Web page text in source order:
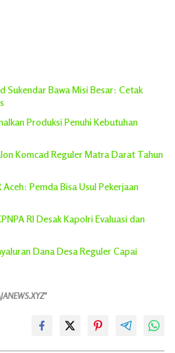
Sukendar Bawa Misi Besar: Cetak
Produksi Penuhi Kebutuhan
Komcad Reguler Matra Darat Tahun
Pemda Bisa Usul Pekerjaan
RI Desak Kapolri Evaluasi dan
Dana Desa Reguler Capai